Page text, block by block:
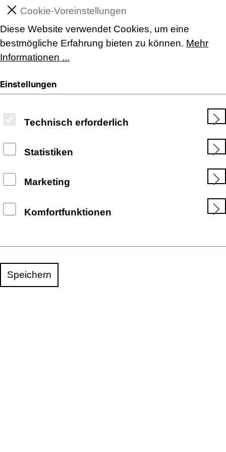
Cookie-Voreinstellungen
Diese Website verwendet Cookies, um eine
bestmögliche Erfahrung bieten zu können. Mehr
Informationen ...
Einstellungen
Technisch erforderlich
Statistiken
Marketing
Komfortfunktionen
Speichern